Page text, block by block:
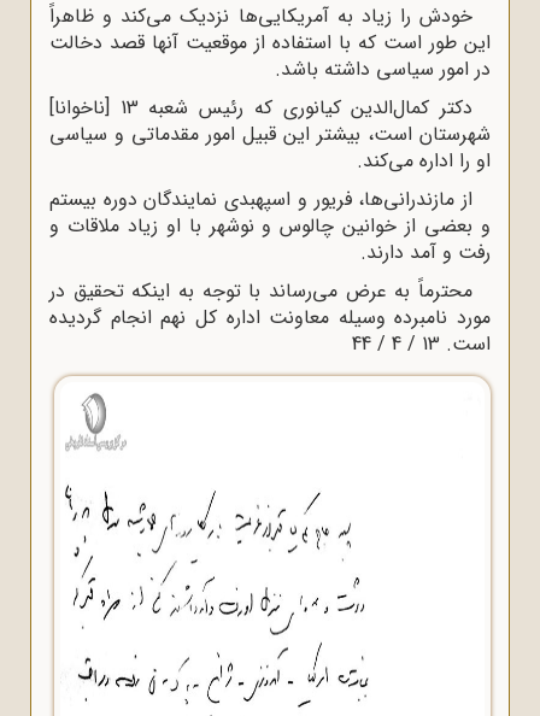
خودش را زیاد به آمریکایی‌ها نزدیک می‌کند و ظاهراً
این طور است که با استفاده از موقعیت آنها قصد دخالت
در امور سیاسی داشته باشد.
دکتر کمال‌الدین کیانوری که رئیس شعبه 13 [ناخوانا]
شهرستان است، بیشتر این قبیل امور مقدماتی و سیاسی
او را اداره می‌کند.
از مازندرانی‌ها، فریور و اسپهبدی نمایندگان دوره بیستم
و بعضی از خوانین چالوس و نوشهر با او زیاد ملاقات و
رفت و آمد دارند.
محترماً به عرض می‌رساند با توجه به اینکه تحقیق در
مورد نامبرده وسیله معاونت اداره کل نهم انجام گردیده
است. 13 / 4 / 44